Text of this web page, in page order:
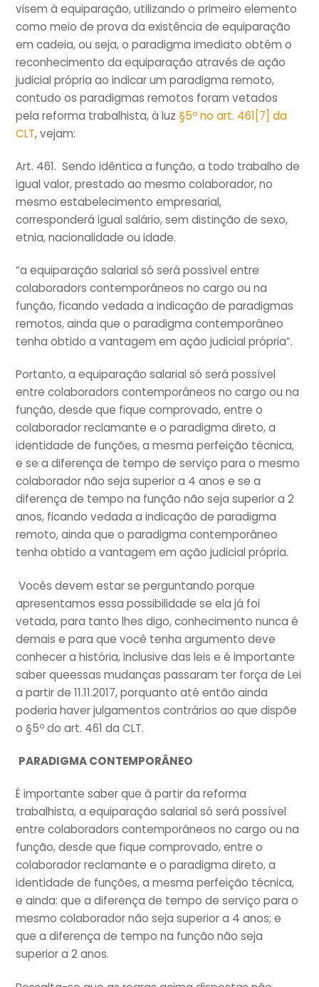
visem à equiparação, utilizando o primeiro elemento
como meio de prova da existência de equiparação
em cadeia, ou seja, o paradigma imediato obtém o
reconhecimento da equiparação através de ação
judicial própria ao indicar um paradigma remoto,
contudo os paradigmas remotos foram vetados
pela reforma trabalhista, à luz§5º no art. 461[7] da
CLT, vejam:
Art. 461. Sendo idêntica a função, a todo trabalho de
igual valor, prestado ao mesmo colaborador, no
mesmo estabelecimento empresarial,
corresponderá igual salário, sem distinção de sexo,
etnia, nacionalidade ou idade.
“a equiparação salarial só será possível entre
colaboradors contemporâneos no cargo ou na
função, ficando vedada a indicação de paradigmas
remotos, ainda que o paradigma contemporâneo
tenha obtido a vantagem em ação judicial própria”.
Portanto, a equiparação salarial só será possível
entre colaboradors contemporâneos no cargo ou na
função, desde que fique comprovado, entre o
colaborador reclamante e o paradigma direto, a
identidade de funções, a mesma perfeição técnica,
e se a diferença de tempo de serviço para o mesmo
colaborador não seja superior a 4 anos e se a
diferença de tempo na função não seja superior a 2
anos, ficando vedada a indicação de paradigma
remoto, ainda que o paradigma contemporâneo
tenha obtido a vantagem em ação judicial própria.
Vocês devem estar se perguntando porque
apresentamos essa possibilidade se ela já foi
vetada, para tanto lhes digo, conhecimento nunca é
demais e para que você tenha argumento deve
conhecer a história, inclusive das leis e é importante
saber queessas mudanças passaram ter força de Lei
a partir de 11.11.2017, porquanto até então ainda
poderia haver julgamentos contrários ao que dispõe
o §5º do art. 461 da CLT.
PARADIGMA CONTEMPORÂNEO
É importante saber que à partir da reforma
trabalhista, a equiparação salarial só será possível
entre colaboradors contemporâneos no cargo ou na
função, desde que fique comprovado, entre o
colaborador reclamante e o paradigma direto, a
identidade de funções, a mesma perfeição técnica,
e ainda: que a diferença de tempo de serviço para o
mesmo colaborador não seja superior a 4 anos; e
que a diferença de tempo na função não seja
superior a 2 anos.